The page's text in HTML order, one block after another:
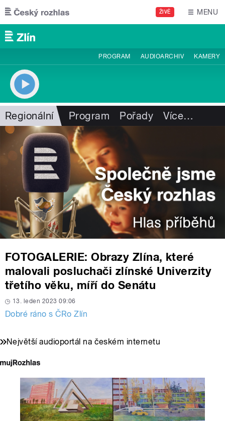
Přejít k hlavnímu obsahu
ŽIVĚ MENU
PROGRAM AUDIOARCHIV KAMERY
Regionální Program Pořady Více…
FOTOGALERIE: Obrazy Zlína, které
malovali posluchači zlínské Univerzity
třetího věku, míří do Senátu
13. leden 2023 09:06
Dobré ráno s ČRo Zlín
Největší audioportál na českém internetu